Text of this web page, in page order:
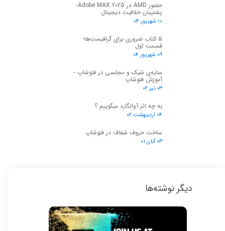
حضور AMD در Adobe MAX 2025؛
پشتیبان خلاقیت دیجیتال
۱۰ شهریور ۰۴
۵ کتاب ضروری برای گرافیست‌ها-
قسمت اول
۰۹ شهریور ۰۴
سایه‌ی شیک و مجلسی در فتوشاپ -
آموزش فتوشاپ
۰۳ تیر ۰۲
به چه اثر آوانگارد میگوییم ؟
۰۴ اردیبهشت ۰۲
ساخت حروف شفاف در فتوشاپ
۰۳ آبان ۰۱
دیگر نوشته‌ها